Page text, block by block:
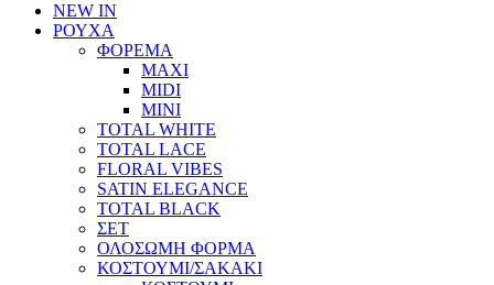
NEW IN
ΡΟΥΧΑ
ΦΟΡΕΜΑ
MAXI
MIDI
MINI
TOTAL WHITE
TOTAL LACE
FLORAL VIBES
SATIN ELEGANCE
TOTAL BLACK
ΣΕΤ
ΟΛΟΣΩΜΗ ΦΟΡΜΑ
ΚΟΣΤΟΥΜΙ/ΣΑΚΑΚΙ